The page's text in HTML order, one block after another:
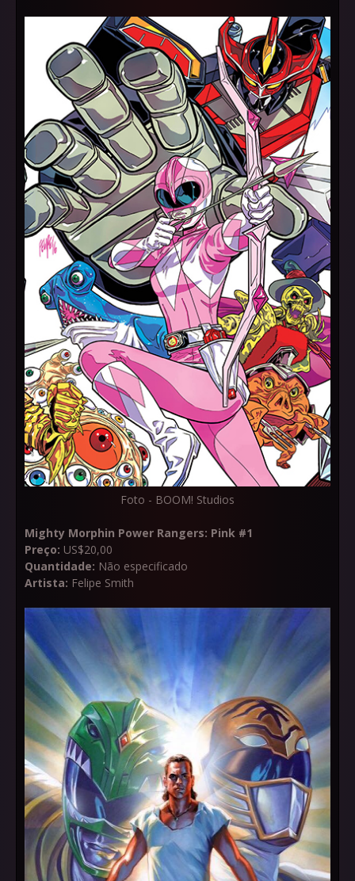
Foto - BOOM! Studios
Mighty Morphin Power Rangers: Pink #1
Preço: US$20,00
Quantidade: Não especificado
Artista: Felipe Smith